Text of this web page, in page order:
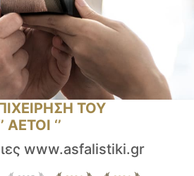
ΤΟΥ
‘’
www.asfalistiki.gr